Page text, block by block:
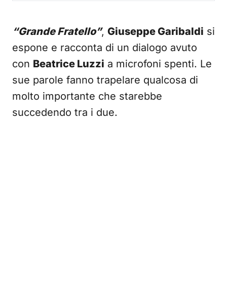
“Grande Fratello”, Giuseppe Garibaldi si
espone e racconta di un dialogo avuto
con Beatrice Luzzi a microfoni spenti. Le
sue parole fanno trapelare qualcosa di
molto importante che starebbe
succedendo tra i due.